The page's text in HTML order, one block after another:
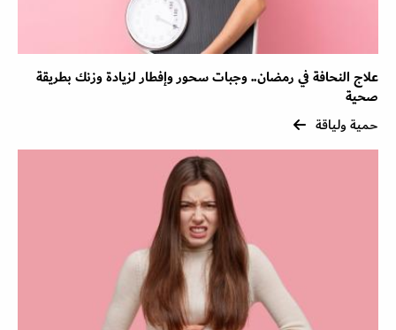
علاج النحافة في رمضان.. وجبات سحور وإفطار لزيادة وزنك بطريقة
صحية
حمية ولياقة